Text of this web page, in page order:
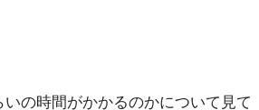
の時間がかかるのかについて見て